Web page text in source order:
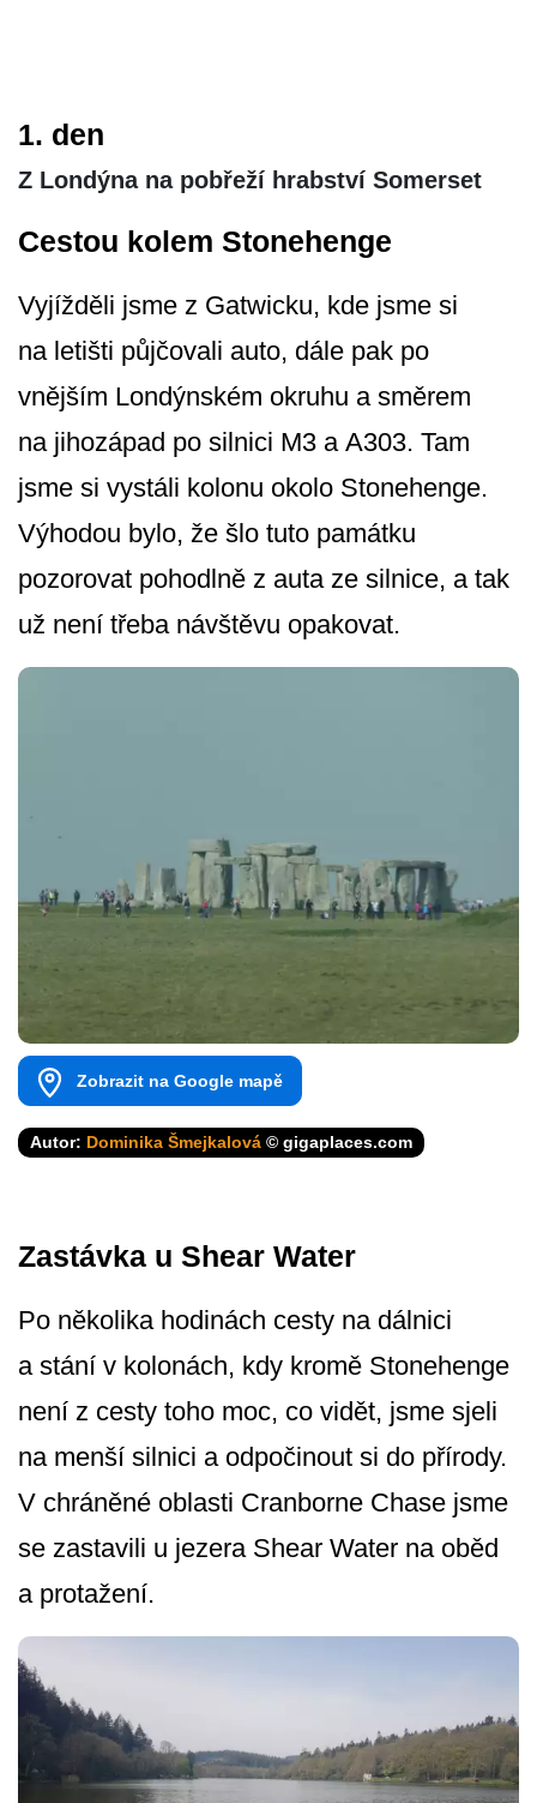
1. den
Z Londýna na pobřeží hrabství Somerset
Cestou kolem Stonehenge
Vyjížděli jsme z Gatwicku, kde jsme si
na letišti půjčovali auto, dále pak po
vnějším Londýnském okruhu a směrem
na jihozápad po silnici M3 a A303. Tam
jsme si vystáli kolonu okolo Stonehenge.
Výhodou bylo, že šlo tuto památku
pozorovat pohodlně z auta ze silnice, a tak
už není třeba návštěvu opakovat.
Zobrazit na Google mapě
Autor: Dominika Šmejkalová © gigaplaces.com
Zastávka u Shear Water
Po několika hodinách cesty na dálnici
a stání v kolonách, kdy kromě Stonehenge
není z cesty toho moc, co vidět, jsme sjeli
na menší silnici a odpočinout si do přírody.
V chráněné oblasti Cranborne Chase jsme
se zastavili u jezera Shear Water na oběd
a protažení.